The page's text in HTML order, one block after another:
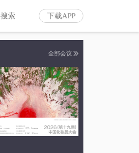
下载APP
搜索
全部会议